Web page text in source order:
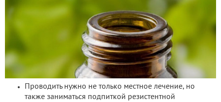
Проводить нужно не только местное лечение, но
также заниматься подпиткой резистентной